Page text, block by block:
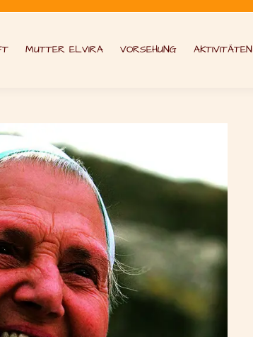
MUTTER ELVIRA VORSEHUNG AKTIVITÄTEN